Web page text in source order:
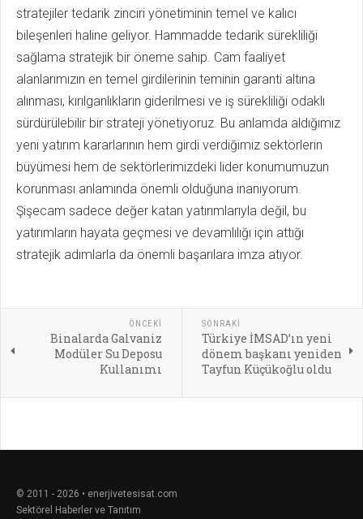
stratejiler tedarik zinciri yönetiminin temel ve kalıcı
bileşenleri haline geliyor. Hammadde tedarik sürekliliği
sağlama stratejik bir öneme sahip. Cam faaliyet
alanlarımızın en temel girdilerinin teminin garanti altına
alınması, kırılganlıkların giderilmesi ve iş sürekliliği odaklı
sürdürülebilir bir strateji yönetiyoruz. Bu anlamda aldığımız
yeni yatırım kararlarının hem girdi verdiğimiz sektörlerin
büyümesi hem de sektörlerimizdeki lider konumumuzun
korunması anlamında önemli olduğuna inanıyorum.
Şişecam sadece değer katan yatırımlarıyla değil, bu
yatırımların hayata geçmesi ve devamlılığı için attığı
stratejik adımlarla da önemli başarılara imza atıyor.
ÖNCEKI
Binalarda Galvaniz
Modüler Su Deposu
Kullanımı
SONRAKI
Türkiye İMSAD’ın yeni
dönem başkanı yeniden
Tayfun Küçükoğlu oldu
© 2011 - 2026 • enerjivetesisat.com
Sektörel Haberler ve Tanıtım